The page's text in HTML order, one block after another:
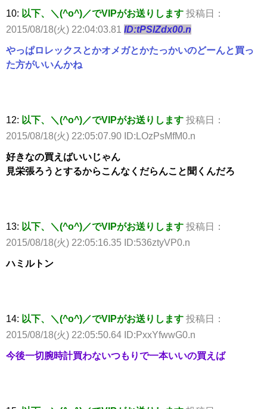
10: 以下、＼(^o^)／でVIPがお送りします 投稿日：
2015/08/18(火) 22:04:03.81 ID:tPSlZdx00.n
やっぱロレックスとかオメガとかたっかいのどーんと買っ
た方がいいんかね
12: 以下、＼(^o^)／でVIPがお送りします 投稿日：
2015/08/18(火) 22:05:07.90 ID:LOzPsMfM0.n
好きなの買えばいいじゃん
見栄張ろうとするからこんなくだらんこと聞くんだろ
13: 以下、＼(^o^)／でVIPがお送りします 投稿日：
2015/08/18(火) 22:05:16.35 ID:536ztyVP0.n
ハミルトン
14: 以下、＼(^o^)／でVIPがお送りします 投稿日：
2015/08/18(火) 22:05:50.64 ID:PxxYfwwG0.n
今後一切腕時計買わないつもりで一本いいの買えば